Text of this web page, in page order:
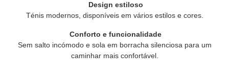
Design estiloso
Ténis modernos, disponíveis em vários estilos e cores.
Conforto e funcionalidade
Sem salto incómodo e sola em borracha silenciosa para um
caminhar mais confortável.